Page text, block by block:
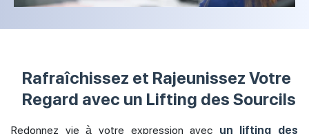
Rafraîchissez et Rajeunissez Votre
Regard avec un Lifting des Sourcils
Redonnez vie à votre expression avec un lifting des